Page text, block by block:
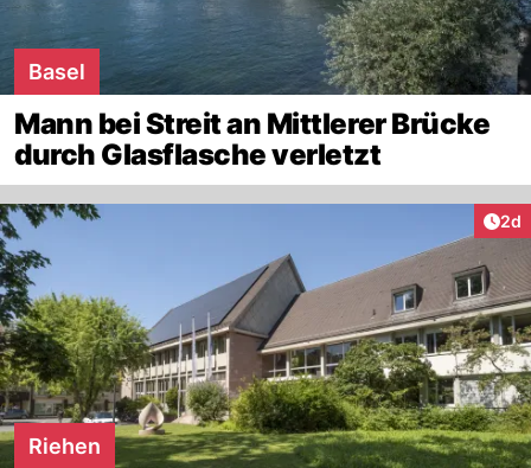
Basel
Mann bei Streit an Mittlerer Brücke
durch Glasflasche verletzt
2d
Riehen